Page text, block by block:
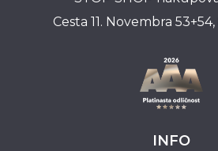
Cesta 11. Novembra
INFO